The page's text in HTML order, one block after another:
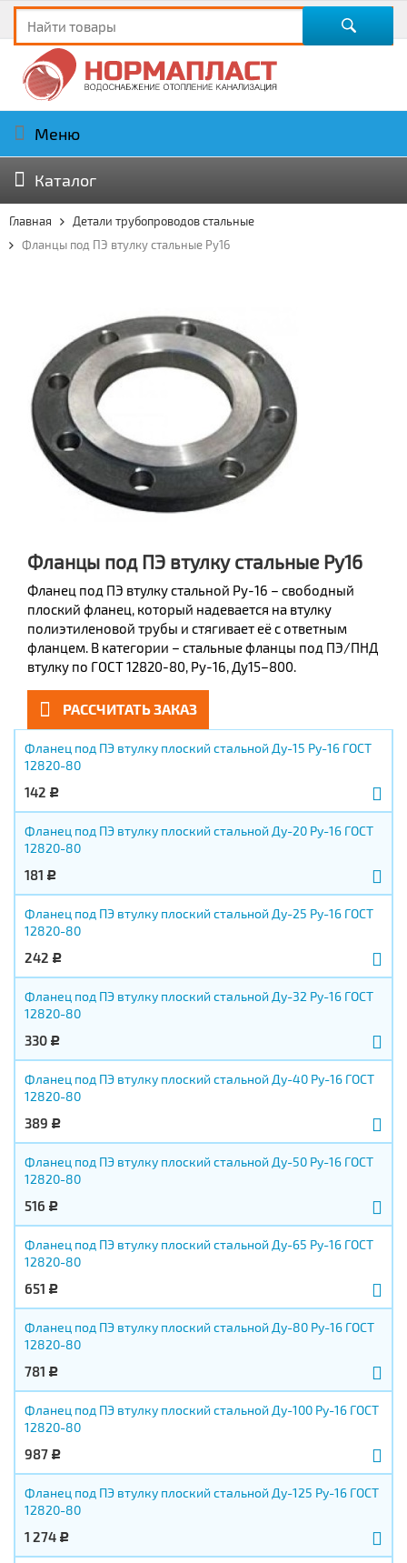
Меню
Каталог
Главная
Детали трубопроводов стальные
Фланцы под ПЭ втулку стальные Ру16
Фланцы под ПЭ втулку стальные Ру16
Фланец под ПЭ втулку стальной Ру-16 – свободный
плоский фланец, который надевается на втулку
полиэтиленовой трубы и стягивает её с ответным
фланцем. В категории – стальные фланцы под ПЭ/ПНД
втулку по ГОСТ 12820-80, Ру-16, Ду15–800.
РАССЧИТАТЬ ЗАКАЗ
Фланец под ПЭ втулку плоский стальной Ду-15 Ру-16 ГОСТ
12820-80
142 Р
Фланец под ПЭ втулку плоский стальной Ду-20 Ру-16 ГОСТ
12820-80
181 Р
Фланец под ПЭ втулку плоский стальной Ду-25 Ру-16 ГОСТ
12820-80
242 Р
Фланец под ПЭ втулку плоский стальной Ду-32 Ру-16 ГОСТ
12820-80
330 Р
Фланец под ПЭ втулку плоский стальной Ду-40 Ру-16 ГОСТ
12820-80
389 Р
Фланец под ПЭ втулку плоский стальной Ду-50 Ру-16 ГОСТ
12820-80
516 Р
Фланец под ПЭ втулку плоский стальной Ду-65 Ру-16 ГОСТ
12820-80
651 Р
Фланец под ПЭ втулку плоский стальной Ду-80 Ру-16 ГОСТ
12820-80
781 Р
Фланец под ПЭ втулку плоский стальной Ду-100 Ру-16 ГОСТ
12820-80
987 Р
Фланец под ПЭ втулку плоский стальной Ду-125 Ру-16 ГОСТ
12820-80
1 274 Р